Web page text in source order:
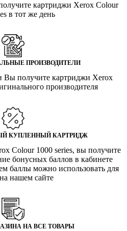
картриджи Xerox Colour
в тот же день
ПРОИЗВОДИТЕЛИ
Вы получите картриджи Xerox
производителя
КУПЛЕННЫЙ КАРТРИДЖ
Colour 1000 series, вы получите
бонусных баллов в кабинете
баллы можно использовать для
нашем сайте
НА ВСЕ ТОВАРЫ